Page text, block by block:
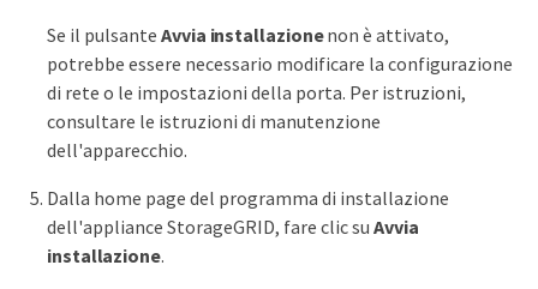
Se il pulsante Avvia installazionenon è attivato,
potrebbe essere necessario modificare la configurazione
di rete o le impostazioni della porta. Per istruzioni,
consultare le istruzioni di manutenzione
dell'apparecchio.
Dalla home page del programma di installazione
dell'appliance StorageGRID, fare clic su Avvia
installazione.